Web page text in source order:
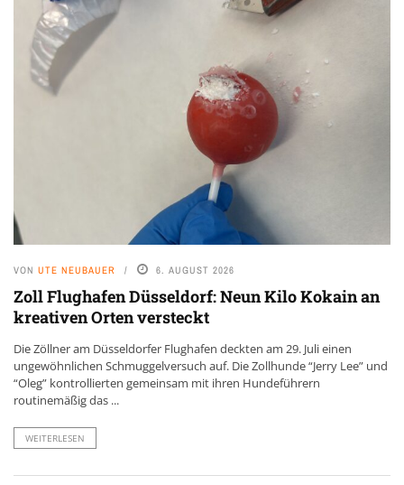
VON UTE NEUBAUER 6. AUGUST 2026
Zoll Flughafen Düsseldorf: Neun Kilo Kokain an
kreativen Orten versteckt
Die Zöllner am Düsseldorfer Flughafen deckten am 29. Juli einen
ungewöhnlichen Schmuggelversuch auf. Die Zollhunde “Jerry Lee” und
“Oleg” kontrollierten gemeinsam mit ihren Hundeführern
routinemäßig das ...
WEITERLESEN